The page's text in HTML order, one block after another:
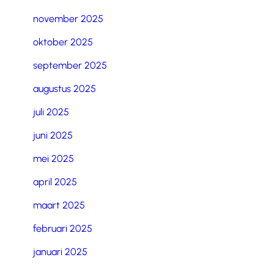
november 2025
oktober 2025
september 2025
augustus 2025
juli 2025
juni 2025
mei 2025
april 2025
maart 2025
februari 2025
januari 2025